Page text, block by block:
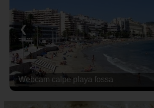
Webcam calpe playa fossa
❮